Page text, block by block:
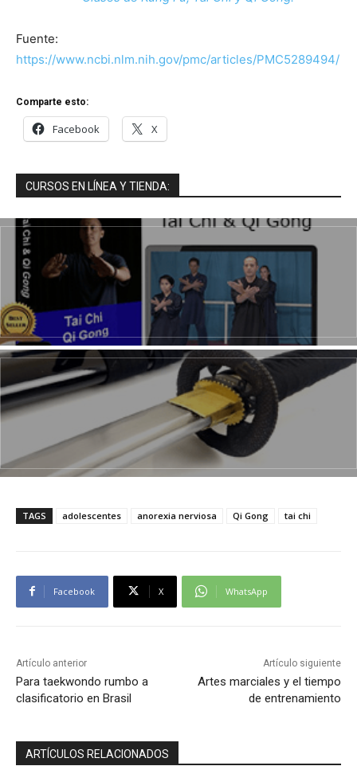
Fuente:
https://www.ncbi.nlm.nih.gov/pmc/articles/PMC5289494/
Comparte esto:
Facebook X
CURSOS EN LÍNEA Y TIENDA:
TAGS adolescentes anorexia nerviosa Qi Gong tai chi
Facebook X WhatsApp
Artículo anterior
Para taekwondo rumbo a
clasificatorio en Brasil
Artículo siguiente
Artes marciales y el tiempo
de entrenamiento
ARTÍCULOS RELACIONADOS